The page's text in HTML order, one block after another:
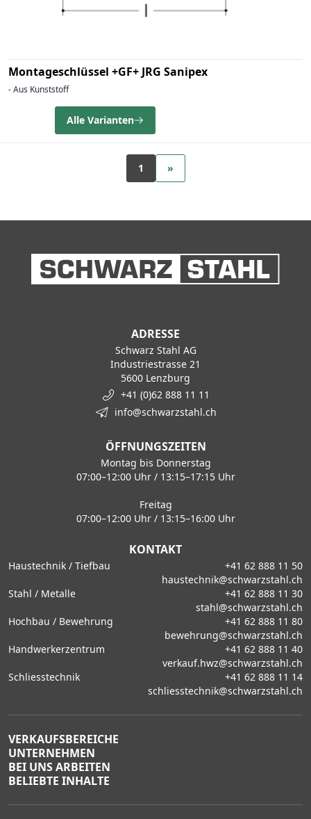
Montageschlüssel +GF+ JRG Sanipex
- Aus Kunststoff
Alle Varianten
1 »
ADRESSE
Schwarz Stahl AG
Industriestrasse 21
5600 Lenzburg
+41 (0)62 888 11 11
info@schwarzstahl.ch
ÖFFNUNGSZEITEN
Montag bis Donnerstag
07:00–12:00 Uhr / 13:15–17:15 Uhr
Freitag
07:00–12:00 Uhr / 13:15–16:00 Uhr
KONTAKT
Haustechnik / Tiefbau
+41 62 888 11 50
haustechnik@schwarzstahl.ch
Stahl / Metalle
+41 62 888 11 30
stahl@schwarzstahl.ch
Hochbau / Bewehrung
+41 62 888 11 80
bewehrung@schwarzstahl.ch
Handwerkerzentrum
+41 62 888 11 40
verkauf.hwz@schwarzstahl.ch
Schliesstechnik
+41 62 888 11 14
schliesstechnik@schwarzstahl.ch
VERKAUFSBEREICHE
UNTERNEHMEN
BEI UNS ARBEITEN
BELIEBTE INHALTE